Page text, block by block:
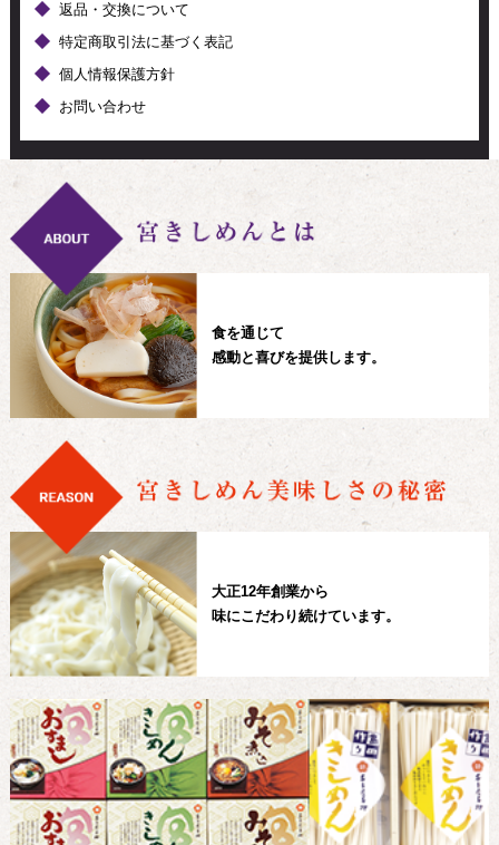
返品・交換について
特定商取引法に基づく表記
個人情報保護方針
お問い合わせ
食を通じて
感動と喜びを提供します。
大正12年創業から
味にこだわり続けています。